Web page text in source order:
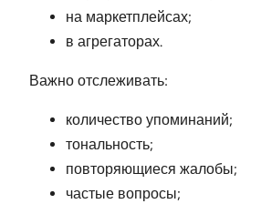
на маркетплейсах;
в агрегаторах.
Важно отслеживать:
количество упоминаний;
тональность;
повторяющиеся жалобы;
частые вопросы;